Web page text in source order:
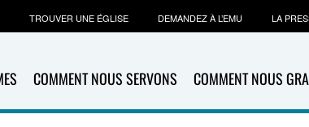
COMMENT NOUS SERVONS COMMENT NOUS
TROUVER UNE ÉGLISE DEMANDEZ À L’EMU LA